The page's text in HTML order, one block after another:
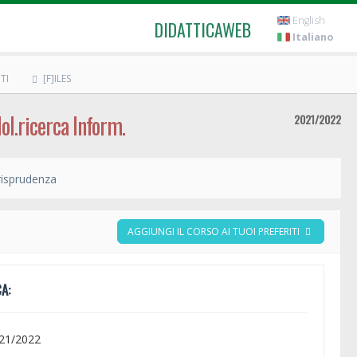
DIDATTICAWEB
English
Italiano
[F]ILES
Inform. 2021/2022
AGGIUNGI IL CORSO AI TUOI PREFERITI
2022